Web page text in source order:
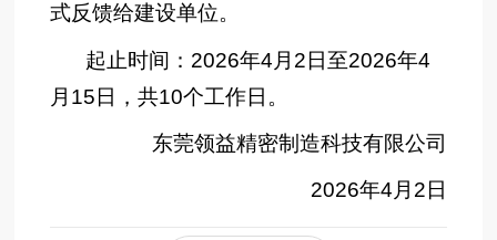
式反馈给建设单位。
起止时间：2026年4月2日至2026年4
月15日，共10个工作日。
东莞领益精密制造科技有限公司
2026年4月2日